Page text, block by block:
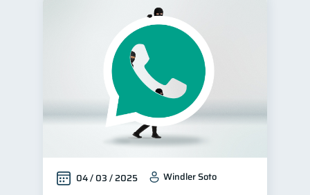
04 / 03 / 2025 Windler Soto